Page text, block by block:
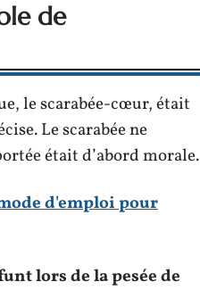
de
le scarabée-cœur, était
Le scarabée ne
était d’abord morale.
d'emploi pour
lors de la pesée de